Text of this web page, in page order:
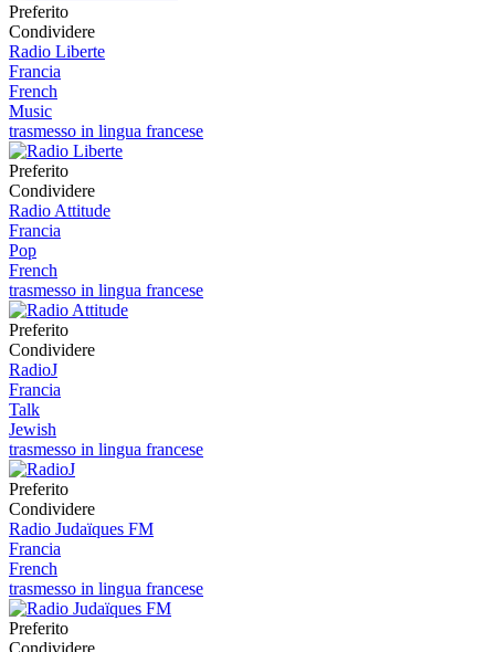
Preferito
Condividere
Radio Liberte
Francia
French
Music
trasmesso in lingua francese
Preferito
Condividere
Radio Attitude
Francia
Pop
French
trasmesso in lingua francese
Preferito
Condividere
RadioJ
Francia
Talk
Jewish
trasmesso in lingua francese
Preferito
Condividere
Radio Judaïques FM
Francia
French
trasmesso in lingua francese
Preferito
Condividere